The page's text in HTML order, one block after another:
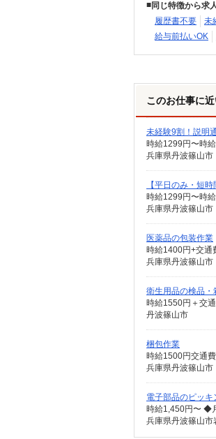
同じ特徴から求
履歴書不要
未
給与前払いOK
このお仕事に
未経験9割！説明
時給1299円〜時
兵庫県丹波篠山市
【平日のみ・短
時給1299円〜時
兵庫県丹波篠山市
医薬品の包装作業
兵庫県丹波篠山市
衛生用品の検品・
丹波篠山市
梱包作業
時給1500円交通
兵庫県丹波篠山市
電子部品のピッ
時給1,450円〜 ◆
兵庫県丹波篠山市